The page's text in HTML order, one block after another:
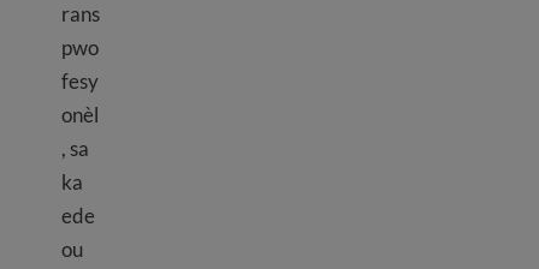
rans
pwo
fesy
onèl
, sa
ka
ede
ou